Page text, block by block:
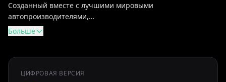
Созданный вместе с лучшими мировыми
автопроизводителями,…
Больше
ЦИФРОВАЯ ВЕРСИЯ